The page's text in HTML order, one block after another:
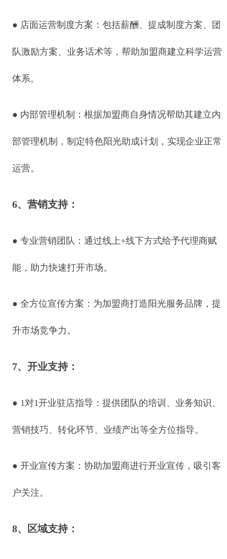
● 店面运营制度方案：包括薪酬、提成制度方案、团
队激励方案、业务话术等，帮助加盟商建立科学运营
体系。
● 内部管理机制：根据加盟商自身情况帮助其建立内
部管理机制，制定特色阳光助成计划，实现企业正常
运营。
6、营销支持：
● 专业营销团队：通过线上+线下方式给予代理商赋
能，助力快速打开市场。
● 全方位宣传方案：为加盟商打造阳光服务品牌，提
升市场竞争力。
7、开业支持：
● 1对1开业驻店指导：提供团队的培训、业务知识、
营销技巧、转化环节、业绩产出等全方位指导。
● 开业宣传方案：协助加盟商进行开业宣传，吸引客
户关注。
8、区域支持：